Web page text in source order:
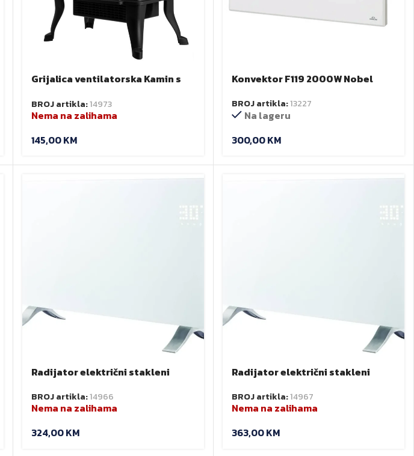
Grijalica ventilatorska Kamin s
BROJ artikla:14973
Nema na zalihama
145,00KM
Konvektor F119 2000W Nobel
BROJ artikla:13227
Na lageru
300,00KM
Radijator električni stakleni
BROJ artikla:14966
Nema na zalihama
324,00KM
Radijator električni stakleni
BROJ artikla:14967
Nema na zalihama
363,00KM